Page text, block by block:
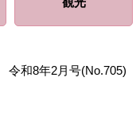
和8年2月号(No.705)